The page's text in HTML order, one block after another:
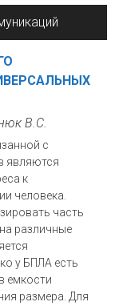
В.С.
с
являются
к
человека.
часть
различные
у БПЛА есть
емкости
размера. Для